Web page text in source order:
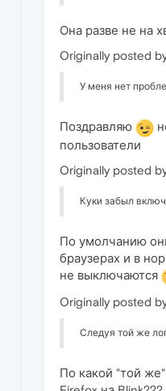
Она разве не на
Originally posted
У меня нет
Поздравляю
пользователи
Originally posted
Куки забыл
По умолчанию
браузерах и в
не выключаются
Originally posted
Следуя той же
По какой "той